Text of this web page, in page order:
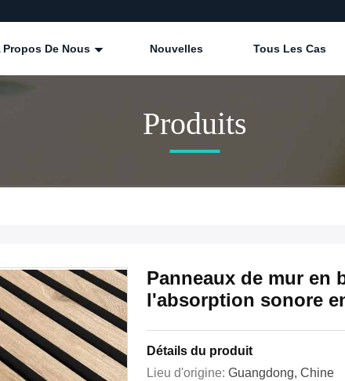
Propos De Nous Nouvelles Tous Les Cas
Produits
Panneaux de mur en
l'absorption sonore
Détails du produit
Lieu d'origine: Guangdong, Chine